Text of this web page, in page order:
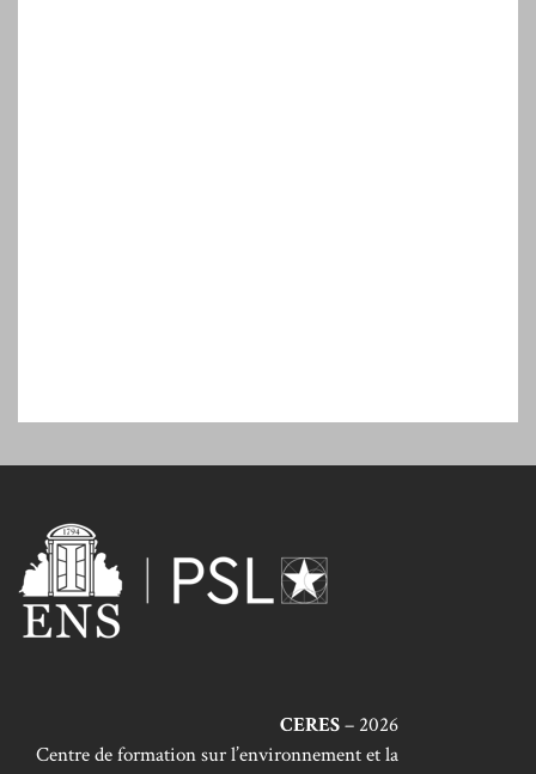
CERES– 2026
Centre de formation sur l’environnement et la